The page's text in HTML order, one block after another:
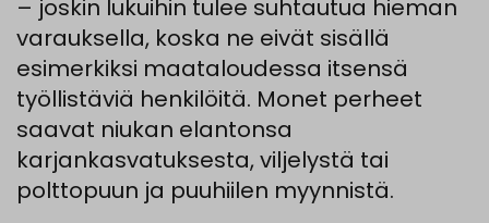
– joskin lukuihin tulee suhtautua hieman
varauksella, koska ne eivät sisällä
esimerkiksi maataloudessa itsensä
työllistäviä henkilöitä. Monet perheet
saavat niukan elantonsa
karjankasvatuksesta, viljelystä tai
polttopuun ja puuhiilen myynnistä.